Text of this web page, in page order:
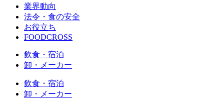
業界動向
法令・食の安全
お役立ち
FOODCROSS
飲食・宿泊
卸・メーカー
飲食・宿泊
卸・メーカー